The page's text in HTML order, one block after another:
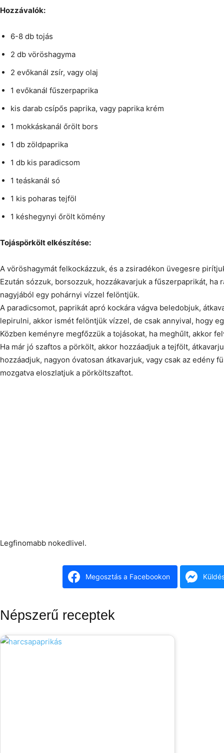
Hozzávalók:
6-8 db tojás
2 db vöröshagyma
2 evőkanál zsír, vagy olaj
1 evőkanál fűszerpaprika
kis darab csípős paprika, vagy paprika krém
1 mokkáskanál őrölt bors
1 db zöldpaprika
1 db kis paradicsom
1 teáskanál só
1 kis poharas tejföl
1 késhegynyi őrölt kömény
Tojáspörkölt elkészítése:
A vöröshagymát felkockázzuk, és a zsiradékon üvegesre
Ezután sózzuk, borsozzuk, hozzákavarjuk a fűszerpaprikát, ha
nagyjából egy pohárnyi vízzel felöntjük.
A paradicsomot, paprikát apró kockára vágva beledobjuk,
lepirulni, akkor ismét felöntjük vízzel, de csak annyival, hogy
Közben keményre megfőzzük a tojásokat, ha meghűlt, akkor
Ha már jó szaftos a pörkölt, akkor hozzáadjuk a tejfölt,
hozzáadjuk, nagyon óvatosan átkavarjuk, vagy csak az edény
mozgatva eloszlatjuk a pörköltszaftot.
Legfinomabb nokedlivel.
Megosztás a Facebookon
Népszerű receptek